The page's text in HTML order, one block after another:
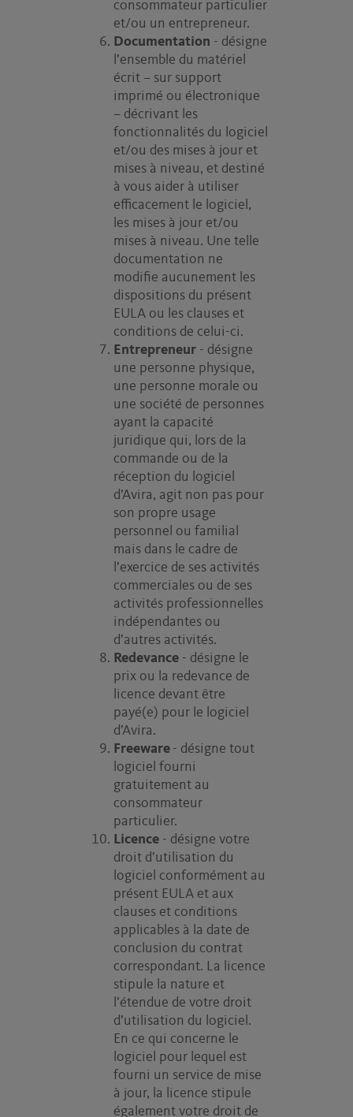
consommateur particulier
et/ou un entrepreneur.
Documentation - désigne
l’ensemble du matériel
écrit – sur support
imprimé ou électronique
– décrivant les
fonctionnalités du logiciel
et/ou des mises à jour et
mises à niveau, et destiné
à vous aider à utiliser
efficacement le logiciel,
les mises à jour et/ou
mises à niveau. Une telle
documentation ne
modifie aucunement les
dispositions du présent
EULA ou les clauses et
conditions de celui-ci.
Entrepreneur- désigne
une personne physique,
une personne morale ou
une société de personnes
ayant la capacité
juridique qui, lors de la
commande ou de la
réception du logiciel
d’Avira, agit non pas pour
son propre usage
personnel ou familial
mais dans le cadre de
l’exercice de ses activités
commerciales ou de ses
activités professionnelles
indépendantes ou
d’autres activités.
Redevance- désigne le
prix ou la redevance de
licence devant être
payé(e) pour le logiciel
d’Avira.
Freeware - désigne tout
logiciel fourni
gratuitement au
consommateur
particulier.
Licence- désigne votre
droit d’utilisation du
logiciel conformément au
présent EULA et aux
clauses et conditions
applicables à la date de
conclusion du contrat
correspondant. La licence
stipule la nature et
l’étendue de votre droit
d’utilisation du logiciel.
En ce qui concerne le
logiciel pour lequel est
fourni un service de mise
à jour, la licence stipule
également votre droit de